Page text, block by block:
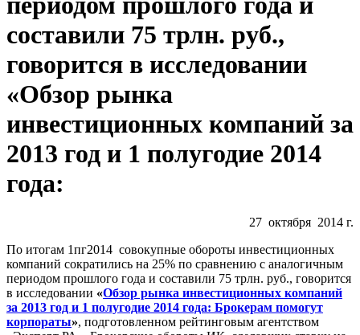
составили 75 трлн. руб.,
говорится в исследовании
«Обзор рынка
инвестиционных компаний за
2013 год и 1 полугодие 2014
года:
27 октября 2014 г.
По итогам 1пг2014 совокупные обороты инвестиционных
компаний сократились на 25% по сравнению с аналогичным
периодом прошлого года и составили 75 трлн. руб., говорится
в исследовании «Обзор рынка инвестиционных компаний
за 2013 год и 1 полугодие 2014 года: Брокерам помогут
корпораты», подготовленном рейтинговым агентством